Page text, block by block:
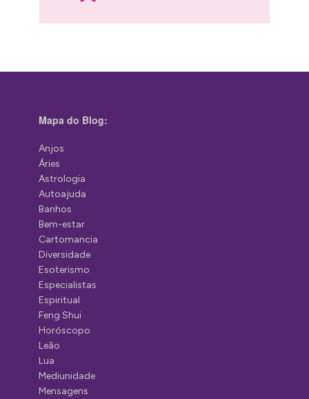
Mapa do Blog:
Anjos
Áries
Astrologia
Autoajuda
Banhos
Bem-estar
Cartomancia
Diversidade
Esoterismo
Especialistas
Espiritual
Feng Shui
Horóscopo
Leão
Lua
Mediunidade
Mensagens